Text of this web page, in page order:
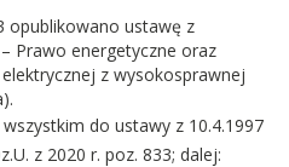
opublikowano ustawę z
Prawo energetyczne oraz
z wysokosprawnej
do ustawy z 10.4.1997
z 2020 r. poz. 833; dalej: